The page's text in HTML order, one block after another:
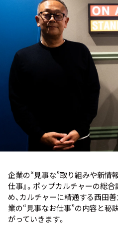
お知らせ
イベント・グッズ
YouTube
会社情報
企業の“見事な”取り組みや新情
仕事』。ポップカルチャーの総
め、カルチャーに精通する西田
業の“見事なお仕事”の内容と秘
がっていきます。